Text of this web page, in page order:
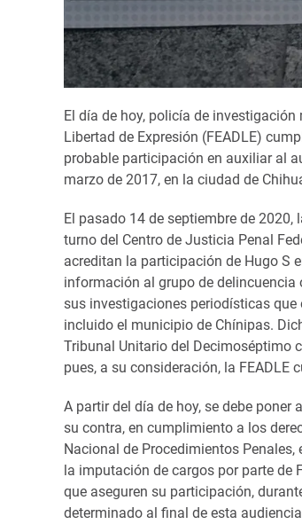
El día de hoy, policía de
Libertad de Expresión (FEADLE)
probable participación en auxiliar al
marzo de 2017, en la ciudad de
El pasado 14 de septiembre de
turno del Centro de Justicia Penal
acreditan la participación de Hugo S
información al grupo de delincuencia
sus investigaciones periodísticas
incluido el municipio de Chínipas.
Tribunal Unitario del Decimoséptimo
pues, a su consideración, la
A partir del día de hoy, se debe
su contra, en cumplimiento a los
Nacional de Procedimientos
la imputación de cargos por parte de
que aseguren su participación,
determinado al final de esta